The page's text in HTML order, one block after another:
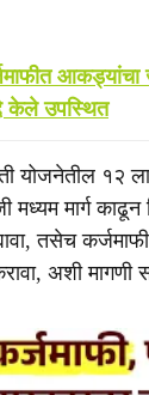
आकड्यांचा
केले उपस्थित
योजनेतील १२
मध्यम मार्ग
तसेच
अशी मागणी